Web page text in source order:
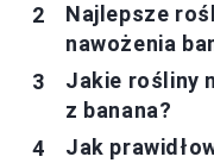
Najlepsze
nawożenia
Jakie rośliny
z banana?
Jak